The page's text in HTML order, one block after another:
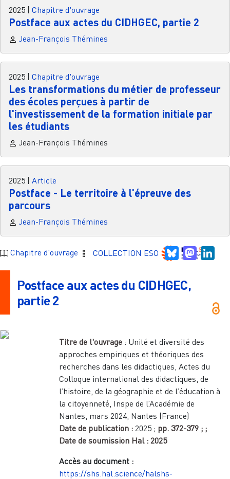
2025 Chapitre d'ouvrage
Postface aux actes du CIDHGEC, partie 2
Jean-François Thémines
2025 Chapitre d'ouvrage
Les transformations du métier de professeur
des écoles perçues à partir de
l'investissement de la formation initiale par
les étudiants
Jean-François Thémines
2025 Article
Postface - Le territoire à l'épreuve des
parcours
Jean-François Thémines
Chapitre d'ouvrage COLLECTION ESO Bluesky
Postface aux actes du CIDHGEC,
partie 2
Titre de l'ouvrage : Unité et diversité des
approches empiriques et théoriques des
recherches dans les didactiques, Actes du
Colloque international des didactiques, de
l’histoire, de la géographie et de l’éducation à
la citoyenneté, Inspe de l’Académie de
Nantes, mars 2024, Nantes (France)
Date de publication : 2025 ; pp.372-379 ; ;
Date de soumission Hal : 2025
Accès au document :
https://shs.hal.science/halshs-